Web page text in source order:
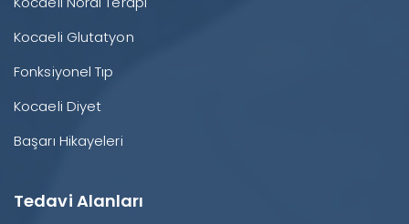
Kocaeli Glutatyon
Fonksiyonel Tıp
Kocaeli Diyet
Başarı Hikayeleri
Tedavi Alanları